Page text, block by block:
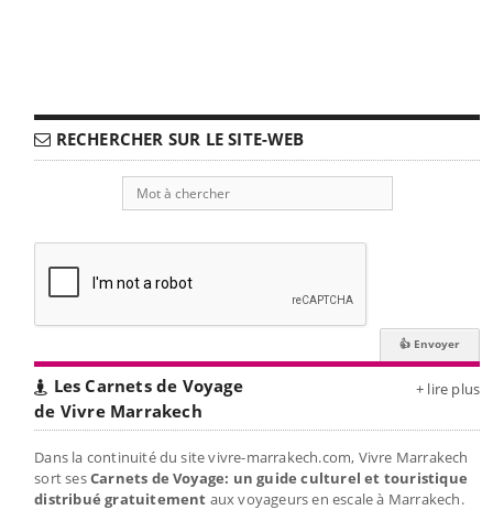
RECHERCHER SUR LE SITE-WEB
Les Carnets de Voyage
de Vivre Marrakech
+ lire plus
Dans la continuité du site vivre-marrakech.com, Vivre Marrakech
sort sesCarnets de Voyage: un guide culturel et touristique
distribué gratuitement aux voyageurs en escale à Marrakech.